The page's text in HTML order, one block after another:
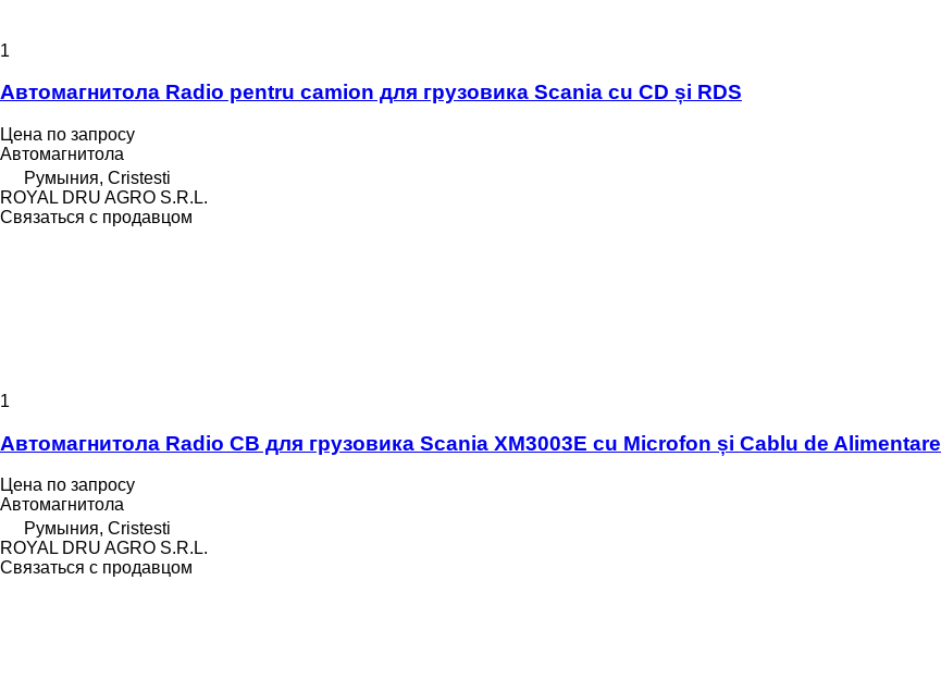
1
Автомагнитола Radio pentru camion для грузовика Scania cu CD și RDS
Цена по запросу
Автомагнитола
Румыния, Cristesti
ROYAL DRU AGRO S.R.L.
Связаться с продавцом
1
Автомагнитола Radio CB для грузовика Scania XM3003E cu Microfon și Cablu de Alimentare
Цена по запросу
Автомагнитола
Румыния, Cristesti
ROYAL DRU AGRO S.R.L.
Связаться с продавцом